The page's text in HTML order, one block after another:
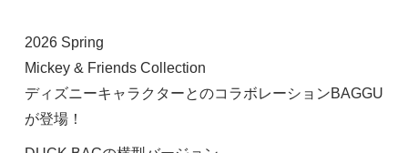
2026 Spring
Mickey & Friends Collection
ディズニーキャラクターとのコラボレーションBAGGU
が登場！